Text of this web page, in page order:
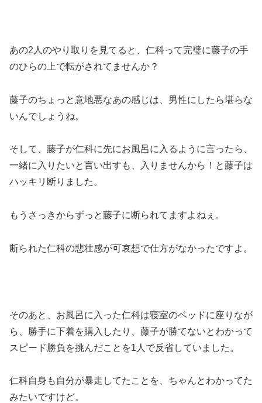
あの2人のやり取りを見てると、仁科って完璧に藤子の手
のひらの上で転がされてませんか？
藤子のちょっと意地悪なあの感じは、男性にしたら堪らな
いんでしょうね。
そして、藤子が仁科に先にお風呂に入るように言ったら、
一緒に入りたいと言い出すも、入りませんから！と藤子は
ハッキリ断りました。
もうさっきからずっと藤子に断られてますよねぇ。
断られた仁科の悲壮感が可哀想で仕方がなかったですよ。
そのあと、お風呂に入った仁科は寝室のベッドに座りなが
ら、勝手に下着を購入したり、藤子が勝てないとわかって
スピード勝負を挑んだことを1人で反省していました。
仁科自身も自分が暴走してたことを、ちゃんとわかってた
みたいですけど。